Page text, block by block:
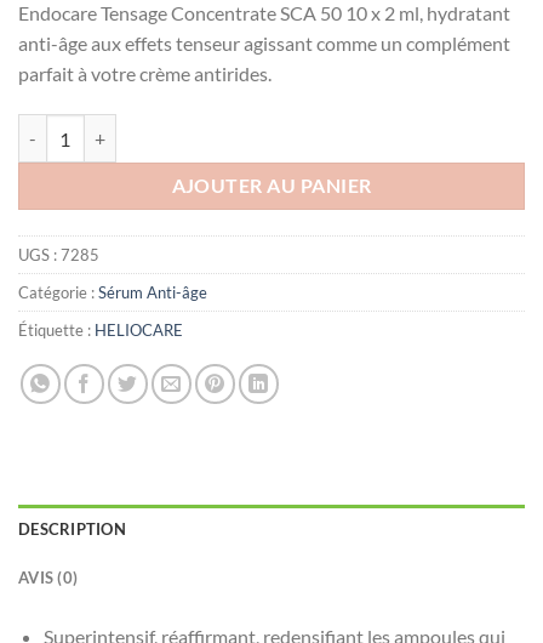
Endocare Tensage Concentrate SCA 50 10 x 2 ml, hydratant
anti-âge aux effets tenseur agissant comme un complément
parfait à votre crème antirides.
AJOUTER AU PANIER
UGS :7285
Catégorie :Sérum Anti-âge
Étiquette : HELIOCARE
DESCRIPTION
AVIS (0)
Superintensif, réaffirmant, redensifiant les ampoules qui